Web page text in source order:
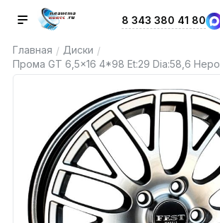
8 343 380 41 80
Главная / Диски /
Прома GT 6,5x16 4*98 Et:29 Dia:58,6 Неро